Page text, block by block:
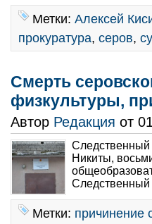
Метки: Алексей
прокуратура, серов,
Смерть
физкультуры,
Автор Редакция от
Следственный
Никиты,
Следственный
Метки: причинение